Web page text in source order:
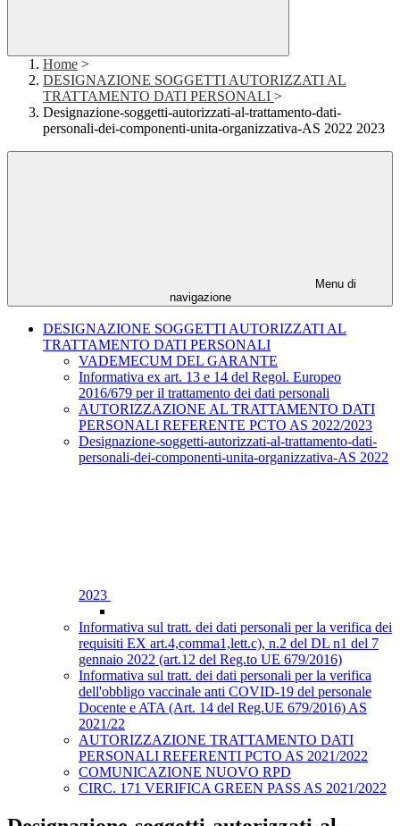
Home >
DESIGNAZIONE SOGGETTI AUTORIZZATI AL
TRATTAMENTO DATI PERSONALI >
Designazione-soggetti-autorizzati-al-trattamento-dati-
personali-dei-componenti-unita-organizzativa-AS 2022 2023
Menu di
navigazione
DESIGNAZIONE SOGGETTI AUTORIZZATI AL
TRATTAMENTO DATI PERSONALI
VADEMECUM DEL GARANTE
Informativa ex art. 13 e 14 del Regol. Europeo
2016/679 per il trattamento dei dati personali
AUTORIZZAZIONE AL TRATTAMENTO DATI
PERSONALI REFERENTE PCTO AS 2022/2023
Designazione-soggetti-autorizzati-al-trattamento-dati-
personali-dei-componenti-unita-organizzativa-AS 2022
2023
Informativa sul tratt. dei dati personali per la verifica dei
requisiti EX art.4,comma1,lett.c), n.2 del DL n1 del 7
gennaio 2022 (art.12 del Reg.to UE 679/2016)
Informativa sul tratt. dei dati personali per la verifica
dell'obbligo vaccinale anti COVID-19 del personale
Docente e ATA (Art. 14 del Reg.UE 679/2016) AS
2021/22
AUTORIZZAZIONE TRATTAMENTO DATI
PERSONALI REFERENTI PCTO AS 2021/2022
COMUNICAZIONE NUOVO RPD
CIRC. 171 VERIFICA GREEN PASS AS 2021/2022